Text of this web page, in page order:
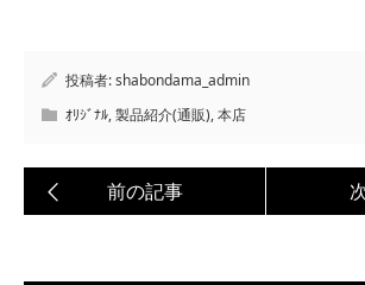
投稿者:shabondama_admin
ｵﾘｼﾞﾅﾙ,製品紹介(通販),本店